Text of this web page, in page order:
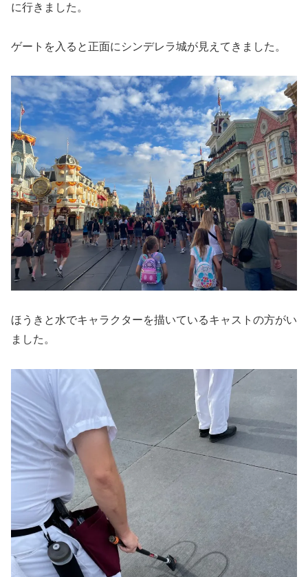
に行きました。
ゲートを入ると正面にシンデレラ城が見えてきました。
ほうきと水でキャラクターを描いているキャストの方がい
ました。